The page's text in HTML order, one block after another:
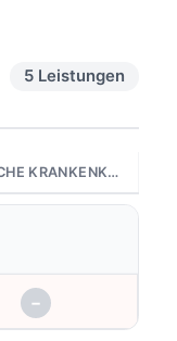
5 Leistungen
BERGISCHE KRANKENKASSE
−